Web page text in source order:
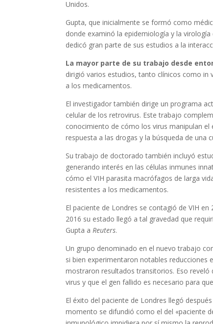
Unidos.
Gupta, que inicialmente se formó como
donde examinó la epidemiología y la
dedicó gran parte de sus estudios a la
La mayor parte de su trabajo desde
dirigió varios estudios, tanto clínicos como in
a los medicamentos.
El investigador también dirige un programa
celular de los retrovirus. Este trabajo
conocimiento de cómo los virus manipulan
respuesta a las drogas y la búsqueda de una
Su trabajo de doctorado también incluyó
generando interés en las células inmunes
cómo el VIH parasita macrófagos de larga
resistentes a los medicamentos.
El paciente de Londres se contagió de VIH
2016 su estado llegó a tal gravedad que
Gupta aReuters.
Un grupo denominado en el nuevo trabajo
si bien experimentaron notables reducciones
mostraron resultados transitorios. Eso
virus y que el gen fallido es necesario para
El éxito del paciente de Londres llegó
momento se difundió como el del «paciente